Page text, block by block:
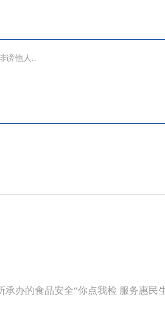
办的食品安全“你点我检 服务惠民